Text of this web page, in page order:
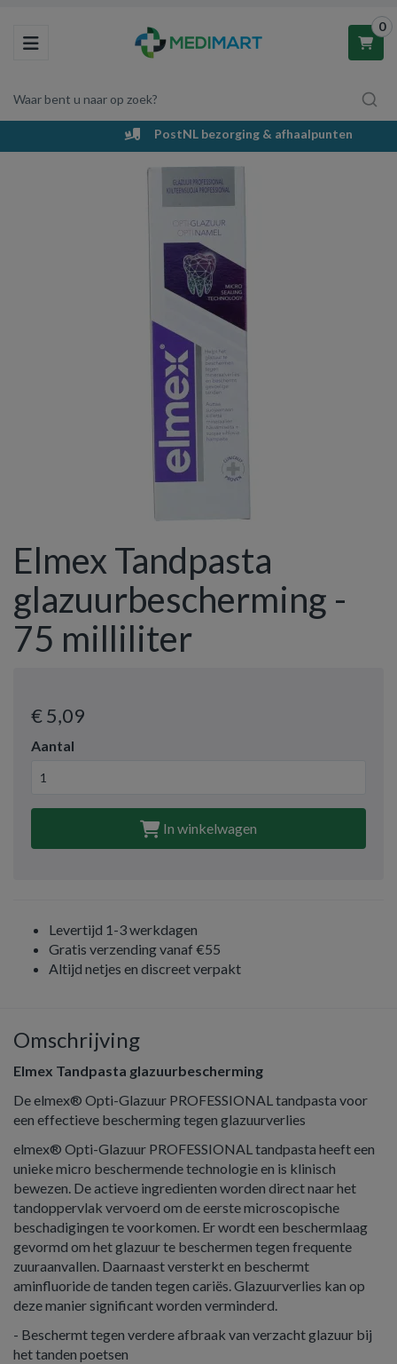
Toggle navigation
Waar bent u naar op zoek?
0
Winkelwagen
Uw winkelwagen is leeg.
Vul hem met producten.
PostNL bezorging & afhaalpunten
Elmex Tandpasta
glazuurbescherming -
75 milliliter
€ 5,09
Aantal
In winkelwagen
Levertijd 1-3 werkdagen
Gratis verzending vanaf €55
Altijd netjes en discreet verpakt
Omschrijving
Elmex Tandpasta glazuurbescherming
De elmex® Opti-Glazuur PROFESSIONAL tandpasta voor
een effectieve bescherming tegen glazuurverlies
elmex® Opti-Glazuur PROFESSIONAL tandpasta heeft een
unieke micro beschermende technologie en is klinisch
bewezen. De actieve ingredienten worden direct naar het
tandoppervlak vervoerd om de eerste microscopische
beschadigingen te voorkomen. Er wordt een beschermlaag
gevormd om het glazuur te beschermen tegen frequente
zuuraanvallen. Daarnaast versterkt en beschermt
aminfluoride de tanden tegen cariës. Glazuurverlies kan op
deze manier significant worden verminderd.
- Beschermt tegen verdere afbraak van verzacht glazuur bij
het tanden poetsen